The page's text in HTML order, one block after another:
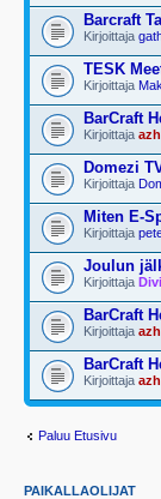
Barcraft
Kirjoittaja
TESK
Kirjoittaja
BarCraft
Kirjoittaja
Domezi
Kirjoittaja
Miten E-
Kirjoittaja
Joulun
Kirjoittaja
BarCraft
Kirjoittaja
BarCraft
Kirjoittaja
Paluu Etusivu
PAIKALLAOLIJAT